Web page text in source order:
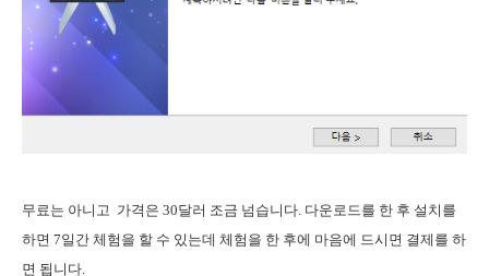
무료는 아니고 가격은 30달러 조금 넘습니다. 다운로드를 한 후 설치를
하면 7일간 체험을 할 수 있는데 체험을 한 후에 마음에 드시면 결제를 하
면 됩니다.